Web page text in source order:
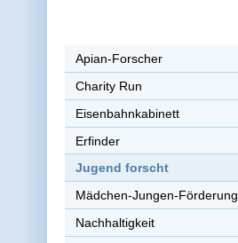
Apian-Forscher
Charity Run
Eisenbahnkabinett
Erfinder
Jugend forscht
Mädchen-Jungen-Förderung
Nachhaltigkeit